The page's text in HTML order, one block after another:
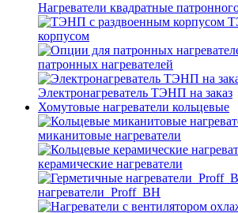
Нагреватели квадратные
корпусом
патронных нагревателей
Электронагреватель ТЭНП на заказ
Хомутовые нагреватели кольцевые
миканитовые нагреватели
керамические нагреватели
нагреватели_Proff_BH